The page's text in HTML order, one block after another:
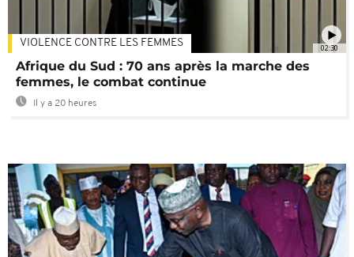
02:30
VIOLENCE CONTRE LES FEMMES
Afrique du Sud : 70 ans après la marche des
femmes, le combat continue
Il y a 20 heures